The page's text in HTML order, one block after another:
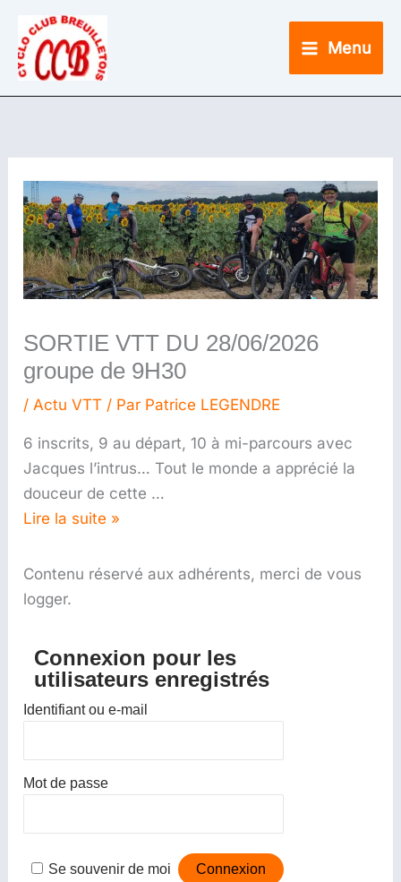
contenu
Menu
SORTIE VTT DU 28/06/2026
groupe de 9H30
/Actu VTT / Par Patrice LEGENDRE
6 inscrits, 9 au départ, 10 à mi-parcours avec
Jacques l’intrus… Tout le monde a apprécié la
douceur de cette …
SORTIE
VTT
DU
9H30
Lire la suite »
Contenu réservé aux adhérents, merci de vous
logger.
Connexion pour les
utilisateurs enregistrés
Identifiant ou e-mail
Mot de passe
Se souvenir de moi